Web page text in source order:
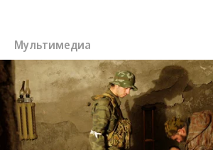
Мультимедиа